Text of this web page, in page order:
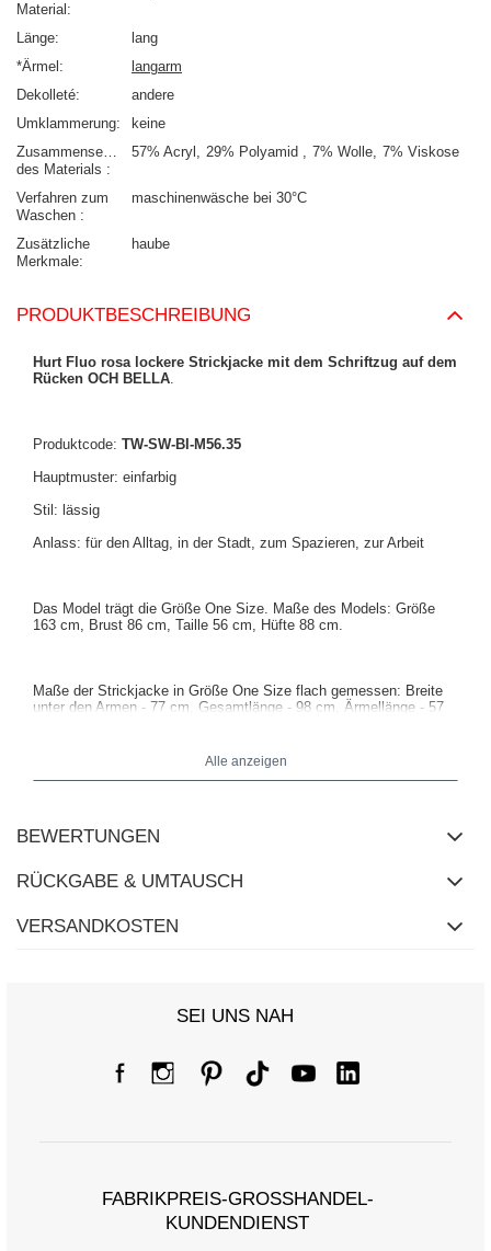
Material
Länge
lang
*Ärmel
langarm
Dekolleté
andere
Umklammerung
keine
Zusammensetzung
des Materials
57% Acryl 29% Polyamid 7% Wolle 7% Viskose
Verfahren zum
Waschen
maschinenwäsche bei 30°C
Zusätzliche
Merkmale
haube
PRODUKTBESCHREIBUNG
Hurt Fluo rosa lockere Strickjacke mit dem Schriftzug auf dem
Rücken OCH BELLA.
Produktcode: TW-SW-BI-M56.35
Hauptmuster: einfarbig
Stil: lässig
Anlass: für den Alltag, in der Stadt, zum Spazieren, zur Arbeit
Das Model trägt die Größe One Size. Maße des Models: Größe
163 cm, Brust 86 cm, Taille 56 cm, Hüfte 88 cm.
Maße der Strickjacke in Größe One Size flach gemessen: Breite
unter den Armen - 77 cm, Gesamtlänge - 98 cm, Ärmellänge - 57
Alle anzeigen
BEWERTUNGEN
RÜCKGABE & UMTAUSCH
VERSANDKOSTEN
SEI UNS NAH
FABRIKPREIS-GROSSHANDEL-K
UNDENDIENST